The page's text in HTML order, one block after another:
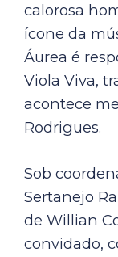
calorosa
ícone da
Áurea é
Viola Viva,
acontece
Rodrigues.
Sob
Sertanejo
de Willian
convidado,